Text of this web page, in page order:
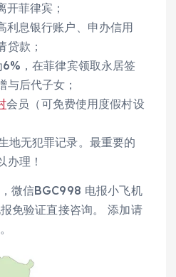
菲律宾；
利息银行账户、申办信用
贷款；
，在菲律宾领取永居签
与后代子女；
会员（可免费使用度假村设
地无犯罪记录。最重要的
办理！
微信BGC998 电报小飞机
免验证直接咨询。 添加请